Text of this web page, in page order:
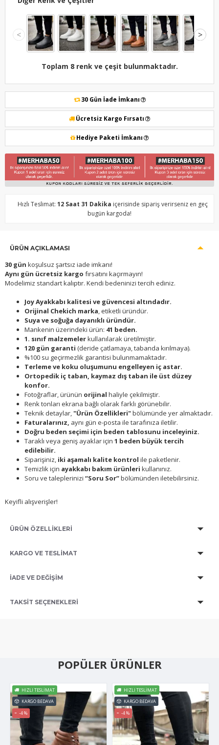
< >
Toplam 8 renk ve çeşit bulunmaktadır.
30 Gün İade İmkanı
Ücretsiz Kargo Fırsatı
Hediye Paketi İmkanı
Hızlı Teslimat: 12 Saat 31 Dakika içerisinde sipariş verirseniz en geç
bugün kargoda!
ÜRÜN AÇIKLAMASI
30 gün koşulsuz şartsız iade imkanı!
Aynı gün ücretsiz kargo fırsatını kaçırmayın!
Modelimiz standart kalıptır. Kendi bedeninizi tercih ediniz.
Joy Ayakkabı kalitesi ve güvencesi altındadır.
Orijinal Chekich marka, etiketli üründür.
Suya ve soğuğa dayanıklı üründür.
Mankenin üzerindeki ürün: 41 beden.
1. sınıf malzemelerkullanılarak üretilmiştir.
120 gün garanti (deride çatlamaya, tabanda kırılmaya).
%100 su geçirmezlik garantisi bulunmamaktadır.
Terleme ve koku oluşumunu engelleyen iç astar.
Ortopedik iç taban, kaymaz dış taban ile üst düzey
konfor.
Fotoğraflar, ürünün orijinal haliyle çekilmiştir.
Renk tonları ekrana bağlı olarak farklı görünebilir.
Teknik detaylar,"Ürün Özellikleri"bölümünde yer almaktadır.
Faturalarınız, aynı gün e-posta ile tarafınıza iletilir.
Doğru beden seçimi için beden tablosunu inceleyiniz.
Taraklı veya geniş ayaklar için 1 beden büyük tercih
edilebilir.
Siparişiniz, iki aşamalı kalite kontrol ile paketlenir.
Temizlik için ayakkabı bakım ürünleri kullanınız.
Soru ve taleplerinizi “Soru Sor”bölümünden iletebilirsiniz.
Keyifli alışverişler!
ÜRÜN ÖZELLİKLERİ
KARGO VE TESLİMAT
İADE VE DEĞİŞİM
TAKSIT SEÇENEKLERI
POPÜLER ÜRÜNLER
HIZLI TESLIMAT
KARGO BEDAVA
-4 %
HIZLI TESLIMAT
KARGO BEDAVA
-4 %